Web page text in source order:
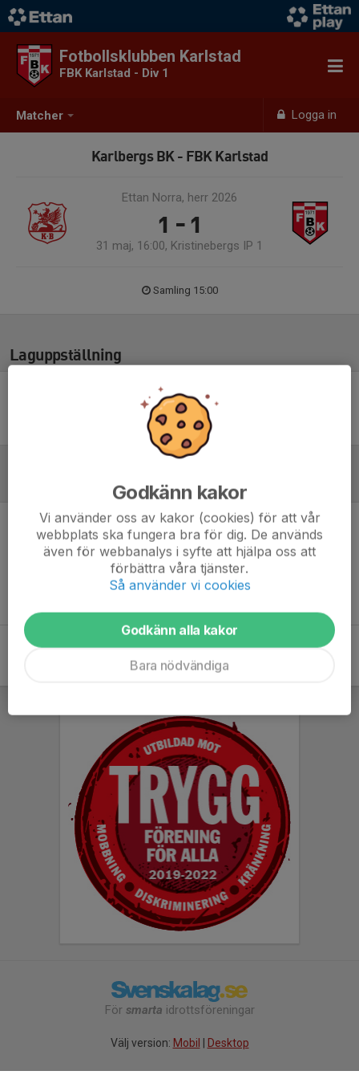
Matcher Logga in
Fotbollsklubben Karlstad
FBK Karlstad - Div 1
Karlbergs BK - FBK Karlstad
Ettan Norra, herr 2026
1 - 1
31 maj, 16:00, Kristinebergs IP 1
Samling 15:00
Laguppställning
Ingen uppställning ifylld
Inget referat skrivet
För smarta idrottsföreningar
Välj version: Mobil Desktop
Godkänn kakor
Vi använder oss av kakor (cookies) för att vår
webbplats ska fungera bra för dig. De används
även för webbanalys i syfte att hjälpa oss att
förbättra våra tjänster.
Så använder vi cookies
Godkänn alla kakor
Bara nödvändiga